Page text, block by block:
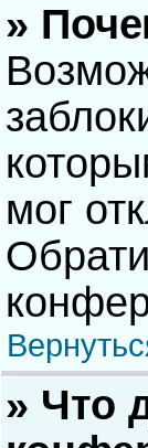
»
мог
» Что